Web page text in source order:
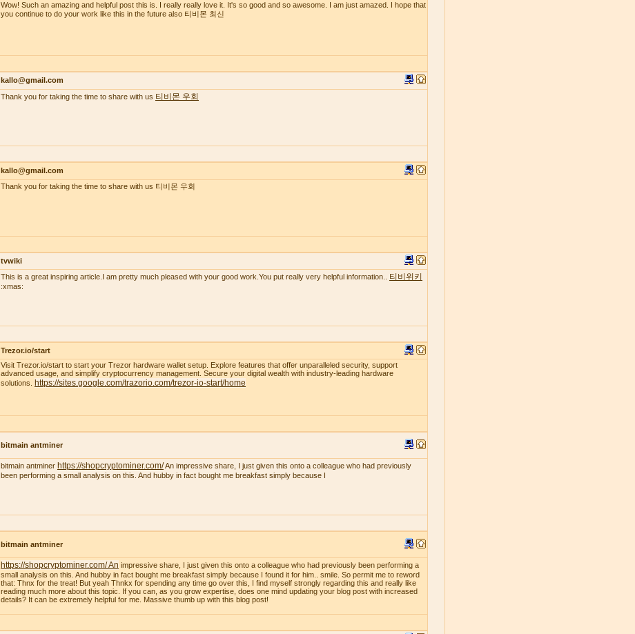
Wow! Such an amazing and helpful post this is. I really really love it. It's so good and so awesome. I am just amazed. I hope that
you continue to do your work like this in the future also 티비몬 최신
kallo@gmail.com
Thank you for taking the time to share with us 티비몬 우회
kallo@gmail.com
Thank you for taking the time to share with us 티비몬 우회
tvwiki
This is a great inspiring article.I am pretty much pleased with your good work.You put really very helpful information.. 티비위키
:xmas:
Trezor.io/start
Visit Trezor.io/start to start your Trezor hardware wallet setup. Explore features that offer unparalleled security, support
advanced usage, and simplify cryptocurrency management. Secure your digital wealth with industry-leading hardware
solutions.
https://sites.google.com/trazorio.com/trezor-io-start/home
bitmain antminer
bitmain antminer https://shopcryptominer.com/An impressive share, I just given this onto a colleague who had previously
been performing a small analysis on this. And hubby in fact bought me breakfast simply because I
bitmain antminer
https://shopcryptominer.com/ An impressive share, I just given this onto a colleague who had previously been performing a
small analysis on this. And hubby in fact bought me breakfast simply because I found it for him.. smile. So permit me to reword
that: Thnx for the treat! But yeah Thnkx for spending any time go over this, I find myself strongly regarding this and really like
reading much more about this topic. If you can, as you grow expertise, does one mind updating your blog post with increased
details? It can be extremely helpful for me. Massive thumb up with this blog post!